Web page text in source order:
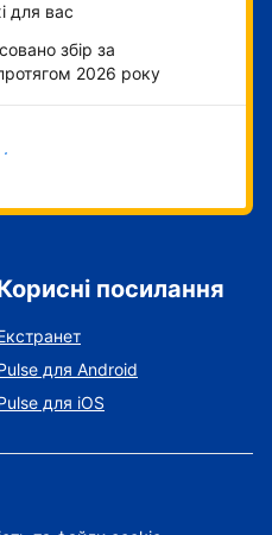
для вас
збір за
2026 року
посилання
для Android
для iOS